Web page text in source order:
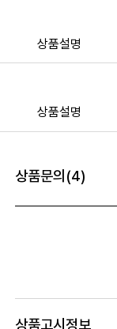
상품설명
상품설명
상품문의(4)
상품고시정보